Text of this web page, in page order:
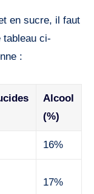
en sucre, il faut
tableau ci-
:
Alcool
(%)
16%
17%